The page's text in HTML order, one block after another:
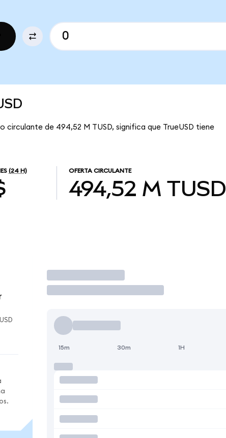
circulante de 494,52 M TUSD, significa que TrueUSD tiene
(24 H) OFERTA CIRCULANTE
494,52 M TUSD
Operar
15m 30m 1H